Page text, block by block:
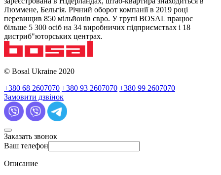
Люммене, Бельгія. Річний оборот компанії в 2019 році
перевищив 850 мільйонів євро. У групі BOSAL працює
більше 5 300 осіб на 34 виробничих підприємствах і 18
дистриб"юторських центрах.
© Bosal Ukraine 2020
+380 68 2607070 +380 93 2607070 +380 99 2607070
Замовити дзвінок
Заказать звонок
Ваш телефон
Описание